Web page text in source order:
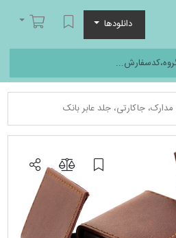
دانلودها
لیست مورد علاقه
سبد خرید
جاکارتی، جلد عابر بانک